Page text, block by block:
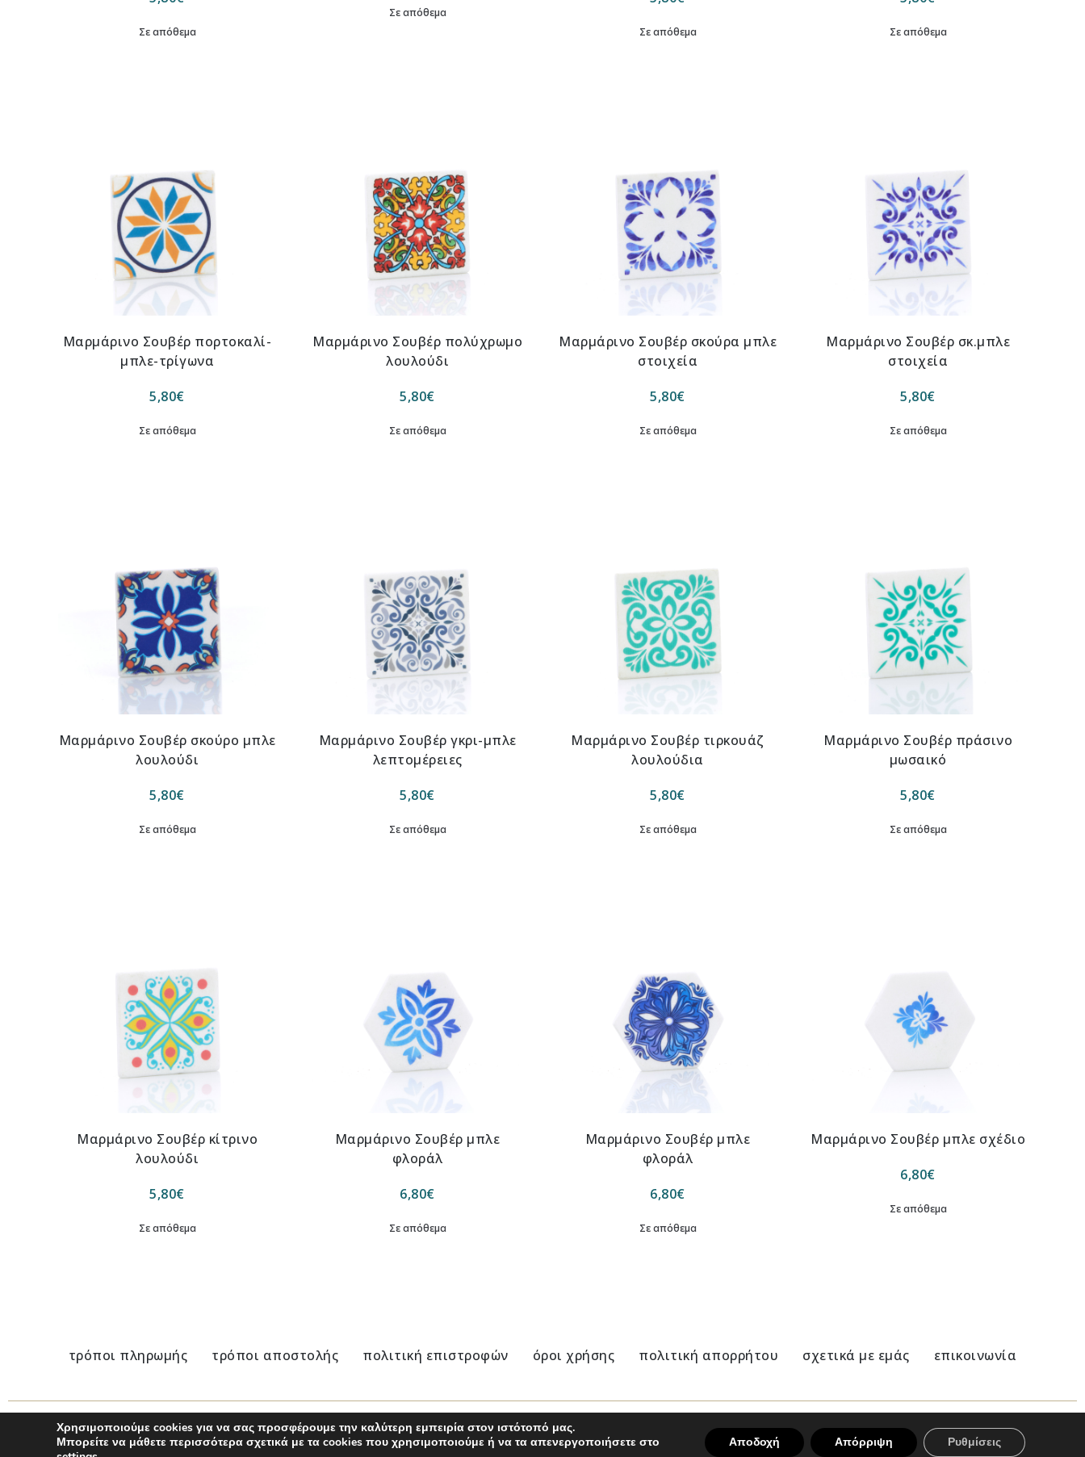
Σε απόθεμα
Σε απόθεμα
Σε απόθεμα Σε απόθεμα
Μαρμάρινο Σουβέρ πορτοκαλί-
μπλε-τρίγωνα
5,80€
Σε απόθεμα
Μαρμάρινο Σουβέρ πολύχρωμο
λουλούδι
5,80€
Σε απόθεμα
Μαρμάρινο Σουβέρ σκούρα μπλε
στοιχεία
5,80€
Σε απόθεμα
Μαρμάρινο Σουβέρ σκ.μπλε
στοιχεία
5,80€
Σε απόθεμα
Μαρμάρινο Σουβέρ σκούρο μπλε
λουλούδι
5,80€
Σε απόθεμα
Μαρμάρινο Σουβέρ γκρι-μπλε
λεπτομέρειες
5,80€
Σε απόθεμα
Μαρμάρινο Σουβέρ τιρκουάζ
λουλούδια
5,80€
Σε απόθεμα
Μαρμάρινο Σουβέρ πράσινο
μωσαικό
5,80€
Σε απόθεμα
Μαρμάρινο Σουβέρ κίτρινο
λουλούδι
5,80€
Σε απόθεμα
Μαρμάρινο Σουβέρ μπλε
φλοράλ
6,80€
Σε απόθεμα
Μαρμάρινο Σουβέρ μπλε
φλοράλ
6,80€
Σε απόθεμα
Μαρμάρινο Σουβέρ μπλε σχέδιο
6,80€
Σε απόθεμα
τρόποι πληρωμής τρόποι αποστολής πολιτική επιστροφών όροι χρήσης πολιτική απορρήτου σχετικά με εμάς επικοινωνία
© 2020 - 2025 Nu Modern Greek
Χρησιμοποιούμε cookies για να σας προσφέρουμε την καλύτερη εμπειρία στον ιστότοπό μας.
Μπορείτε να μάθετε περισσότερα σχετικά με τα cookies που χρησιμοποιούμε ή να τα απενεργοποιήσετε στο
Αποδοχή Απόρριψη Ρυθμίσεις